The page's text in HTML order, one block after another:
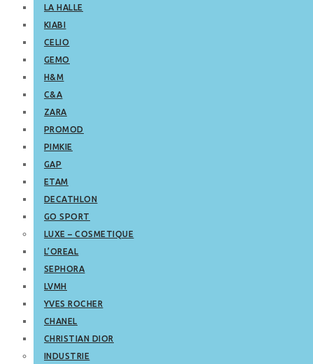
LA HALLE
KIABI
CELIO
GEMO
H&M
C&A
ZARA
PROMOD
PIMKIE
GAP
ETAM
DECATHLON
GO SPORT
LUXE – COSMETIQUE
L’OREAL
SEPHORA
LVMH
YVES ROCHER
CHANEL
CHRISTIAN DIOR
INDUSTRIE